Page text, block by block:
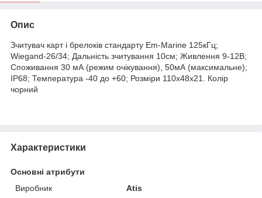
Опис
Зчитувач карт і брелоків стандарту Em-Marine 125кГц;
Wiegand-26/34; Дальність зчитування 10см; Живлення 9-12В;
Споживання 30 мА (режим очікування), 50мА (максимальне);
IP68; Температура -40 до +60; Розміри 110х48х21. Колір
чорний
Характеристики
Основні атрибути
Виробник
Atis